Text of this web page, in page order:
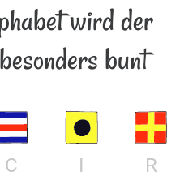
wird der
bunt
C I R